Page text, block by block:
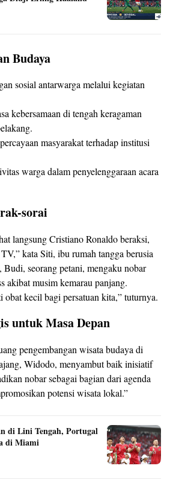
Budaya
sosial antarwarga melalui kegiatan
kebersamaan di tengah keragaman
masyarakat terhadap institusi
warga dalam penyelenggaraan acara
sorai
langsung Cristiano Ronaldo beraksi,
kata Siti, ibu rumah tangga berusia
Budi, seorang petani, mengaku nobar
akibat musim kemarau panjang.
obat kecil bagi persatuan kita,” tuturnya.
untuk Masa Depan
pengembangan wisata budaya di
Widodo, menyambut baik inisiatif
nobar sebagai bagian dari agenda
potensi wisata lokal.”
di Lini Tengah, Portugal
di Miami